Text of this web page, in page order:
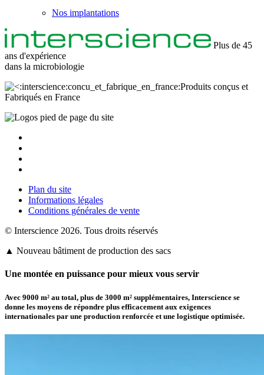
Nos implantations
Plus de 45
ans d'expérience
dans la microbiologie
Produits conçus et
Fabriqués en France
Plan du site
Informations légales
Conditions générales de vente
© Interscience 2026. Tous droits réservés
▲ Nouveau bâtiment de production des sacs
Une montée en puissance pour mieux vous servir
Avec 9000 m² au total, plus de 3000 m² supplémentaires, Interscience se
donne les moyens de répondre plus efficacement aux exigences
internationales par une production renforcée et une logistique optimisée.